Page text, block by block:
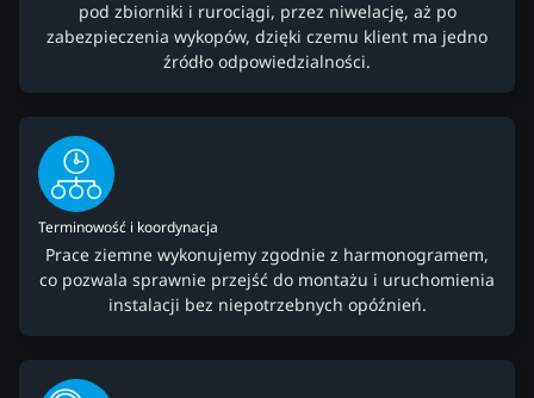
pod zbiorniki i rurociągi, przez niwelację, aż po
zabezpieczenia wykopów, dzięki czemu klient ma jedno
źródło odpowiedzialności.
Terminowość i koordynacja
Prace ziemne wykonujemy zgodnie z harmonogramem,
co pozwala sprawnie przejść do montażu i uruchomienia
instalacji bez niepotrzebnych opóźnień.